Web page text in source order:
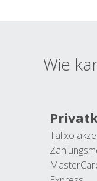
Wie
Talixo